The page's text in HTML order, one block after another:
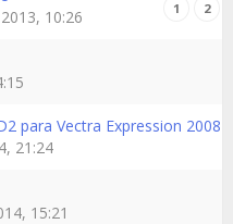
1 2
10:26
para Vectra Expression 2008
21:24
15:21